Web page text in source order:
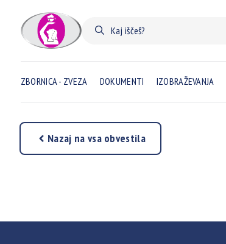
ZBORNICA - ZVEZA DOKUMENTI IZOBRAŽEVANJA
Nazaj na vsa obvestila